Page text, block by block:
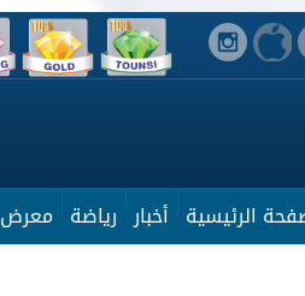
الرئيسية أخبار رياضة معرض